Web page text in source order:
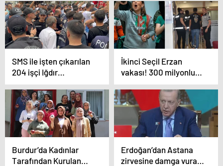
kişiye ihtiyacımız var
en düşük emekli aylığı
asgari ücret
seviyesinde olmalı
SMS ile işten çıkarılan
204 işçi Iğdır
Belediyesi önünde
eylem yaptı!
Başkandan açıklama
gecikmedi
İkinci Seçil Erzan
vakası! 300 milyonluk
vurgun yapan banka
müdürü Hatice’nin
ifadesi ortaya çıktı
Burdur’da Kadınlar
Tarafından Kurulan
Erdoğan’dan Astana
zirvesine damga vuran